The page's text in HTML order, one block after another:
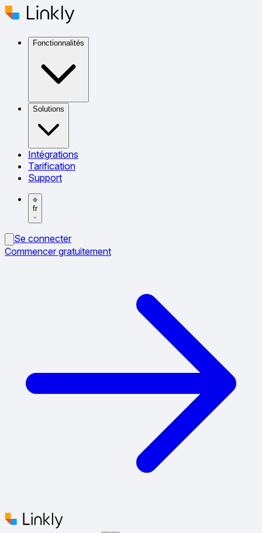
Fonctionnalités
Solutions
Intégrations
Tarification
Support
fr
Se connecter
Commencer gratuitement